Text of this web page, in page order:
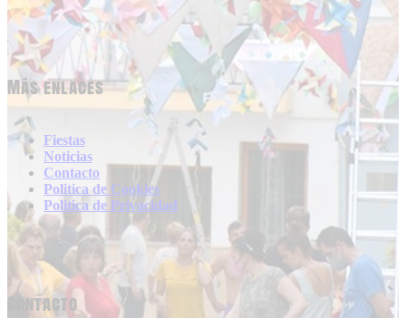
Más enlaces
Fiestas
Noticias
Contacto
Politica de Cookies
Politica de Privacidad
Contacto